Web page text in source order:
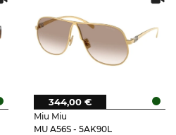
Miu Miu
MU A56S - 5AK90L
344,00 €